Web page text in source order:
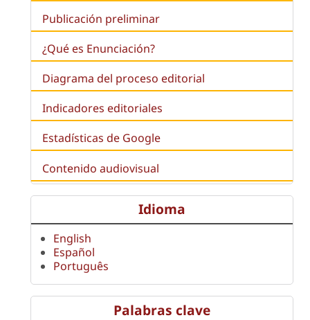
Publicación preliminar
¿Qué es Enunciación?
Diagrama del proceso editorial
Indicadores editoriales
Estadísticas de Google
Contenido audiovisual
Idioma
English
Español
Português
Palabras clave